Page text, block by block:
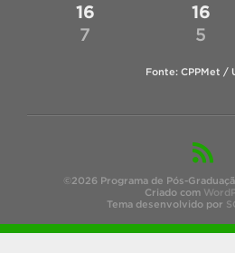
16
7
16
5
Fonte: CPPMet /
©2026 Programa de Pós-
Criado com
Tema desenvolvido por